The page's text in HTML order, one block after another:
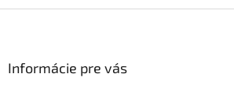
Informácie pre vás